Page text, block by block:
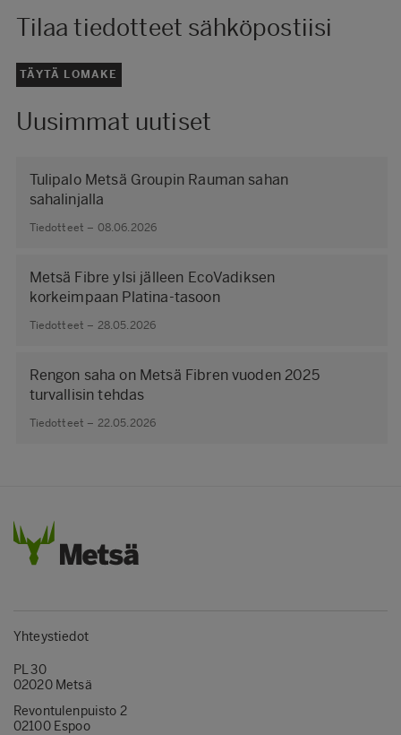
Tilaa tiedotteet sähköpostiisi
TÄYTÄ LOMAKE
Uusimmat uutiset
Tulipalo Metsä Groupin Rauman sahan
sahalinjalla
Tiedotteet – 08.06.2026
Metsä Fibre ylsi jälleen EcoVadiksen
korkeimpaan Platina-tasoon
Tiedotteet – 28.05.2026
Rengon saha on Metsä Fibren vuoden 2025
turvallisin tehdas
Tiedotteet – 22.05.2026
Yhteystiedot
PL 30
02020 Metsä
Revontulenpuisto 2
02100 Espoo